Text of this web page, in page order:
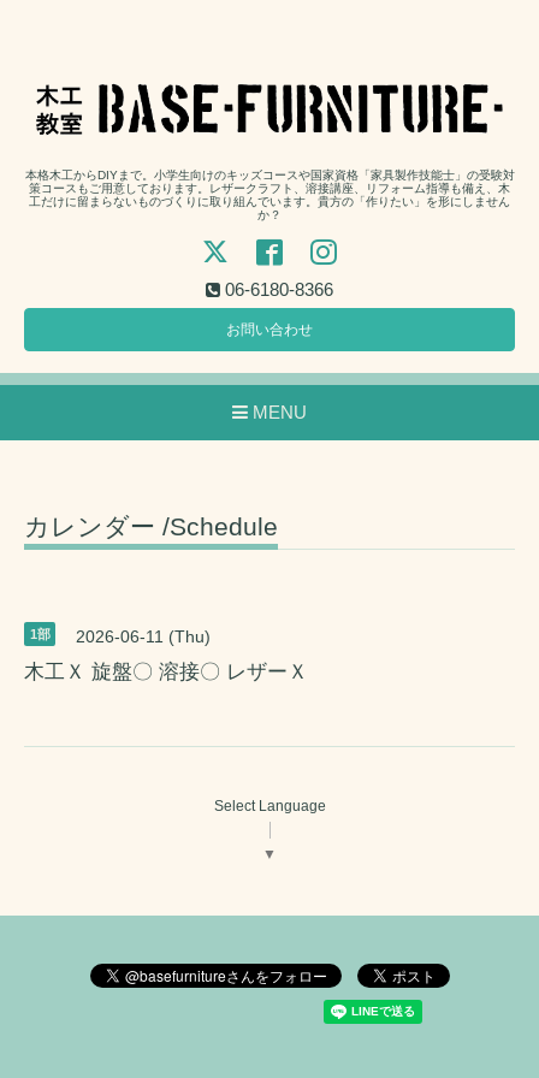
本格木工からDIYまで。小学生向けのキッズコースや国家資格「家具製作技能士」の受験対
策コースもご用意しております。レザークラフト、溶接講座、リフォーム指導も備え、木
工だけに留まらないものづくりに取り組んでいます。貴方の「作りたい」を形にしません
か？
06-6180-8366
お問い合わせ
MENU
カレンダー /Schedule
1部 2026-06-11 (Thu)
木工Ｘ 旋盤〇 溶接〇 レザーＸ
Select Language
▼